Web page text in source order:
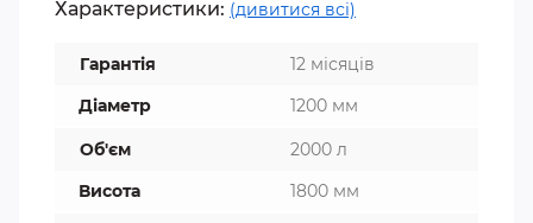
Характеристики: (дивитися всі)
Гарантія
12 місяців
Діаметр
1200 мм
Об'єм
2000 л
Висота
1800 мм